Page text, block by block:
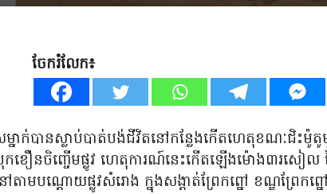
ចែករំលែក៖
ម្នាក់បានស្លាប់បាត់បង់ជីវិតនៅកន្លែងកើតហេតុខណៈជិ
កខឿនចិញ្ចើមផ្លូវ ហេតុការណ៍នេះកើតឡើងម៉ោង៣រសៀល ថ្
តាមបណ្ដោយផ្លូវសំរោង ក្នុងសង្ដាត់ព្រែកព្នៅ ខណ្ឌព្រែកព្ន